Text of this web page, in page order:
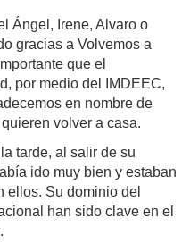
Ángel, Irene, Alvaro o
gracias a Volvemos a
que el
por medio del IMDEEC,
en nombre de
volver a casa.
tarde, al salir de su
ido muy bien y estaban
ellos. Su dominio del
han sido clave en el